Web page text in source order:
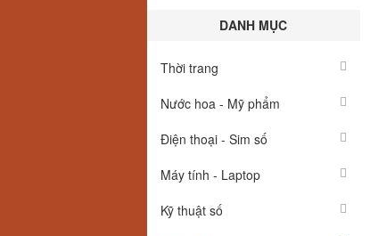
DANH MỤC
Thời trang
Nước hoa - Mỹ phẩm
Điện thoại - Sim số
Máy tính - Laptop
Kỹ thuật số